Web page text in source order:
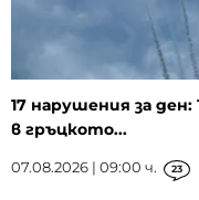
17 нарушения за ден:
в гръцкото...
07.08.2026 | 09:00 ч. 23